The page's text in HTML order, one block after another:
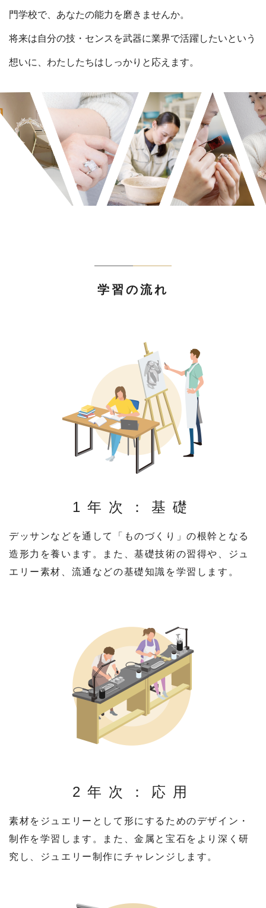
門学校で、あなたの能力を磨きませんか。
将来は自分の技・センスを武器に業界で活躍したいという
想いに、わたしたちはしっかりと応えます。
学習の流れ
1年次：基礎
デッサンなどを通して「ものづくり」の根幹となる
造形力を養います。また、基礎技術の習得や、ジュ
エリー素材、流通などの基礎知識を学習します。
2年次：応用
素材をジュエリーとして形にするためのデザイン・
制作を学習します。また、金属と宝石をより深く研
究し、ジュエリー制作にチャレンジします。